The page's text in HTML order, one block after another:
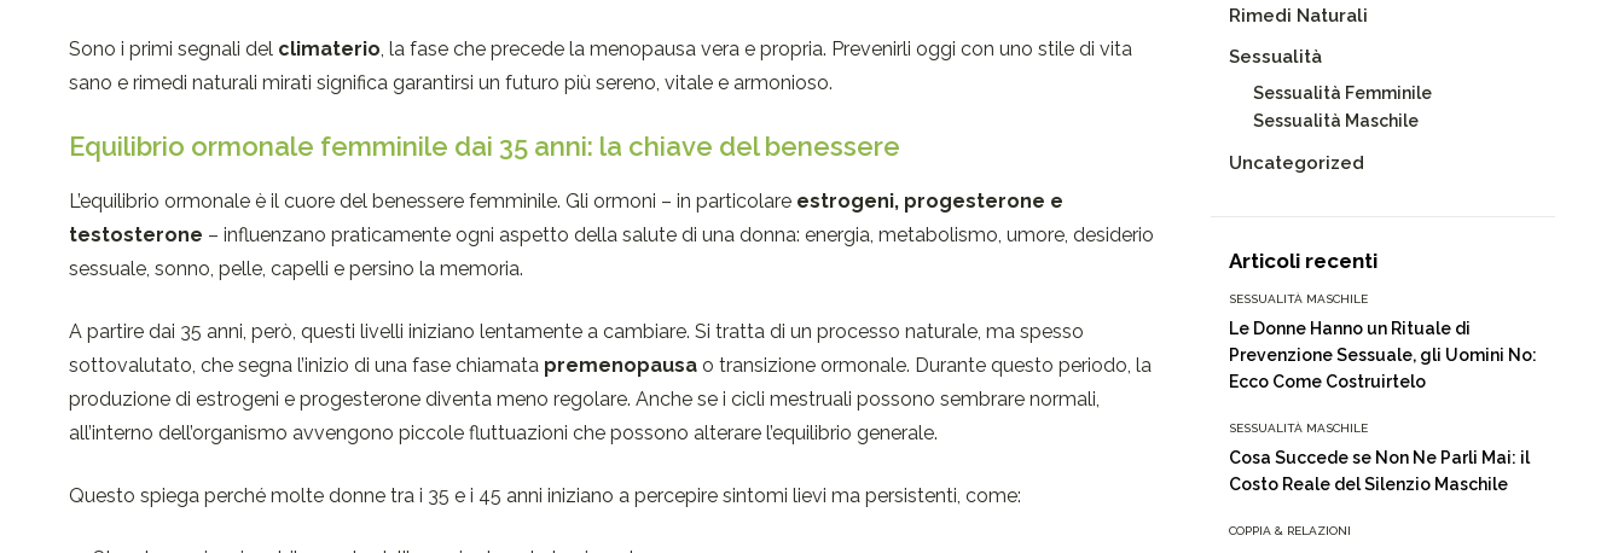
Sono i primi segnali del climaterio, la fase che precede la menopausa vera e propria. Prevenirli oggi con uno stile di vita
sano e rimedi naturali mirati significa garantirsi un futuro più sereno, vitale e armonioso.
Equilibrio ormonale femminile dai 35 anni: la chiave del benessere
L’equilibrio ormonale è il cuore del benessere femminile. Gli ormoni – in particolare estrogeni, progesterone e
testosterone – influenzano praticamente ogni aspetto della salute di una donna: energia, metabolismo, umore, desiderio
sessuale, sonno, pelle, capelli e persino la memoria.
A partire dai 35 anni, però, questi livelli iniziano lentamente a cambiare. Si tratta di un processo naturale, ma spesso
sottovalutato, che segna l’inizio di una fase chiamata premenopausa o transizione ormonale. Durante questo periodo, la
produzione di estrogeni e progesterone diventa meno regolare. Anche se i cicli mestruali possono sembrare normali,
all’interno dell’organismo avvengono piccole fluttuazioni che possono alterare l’equilibrio generale.
Questo spiega perché molte donne tra i 35 e i 45 anni iniziano a percepire sintomi lievi ma persistenti, come:
Rimedi Naturali
Sessualità
Sessualità Femminile
Sessualità Maschile
Uncategorized
Articoli recenti
SESSUALITÀ MASCHILE
Le Donne Hanno un Rituale di
Prevenzione Sessuale, gli Uomini No:
Ecco Come Costruirtelo
SESSUALITÀ MASCHILE
Cosa Succede se Non Ne Parli Mai: il
Costo Reale del Silenzio Maschile
COPPIA & RELAZIONI